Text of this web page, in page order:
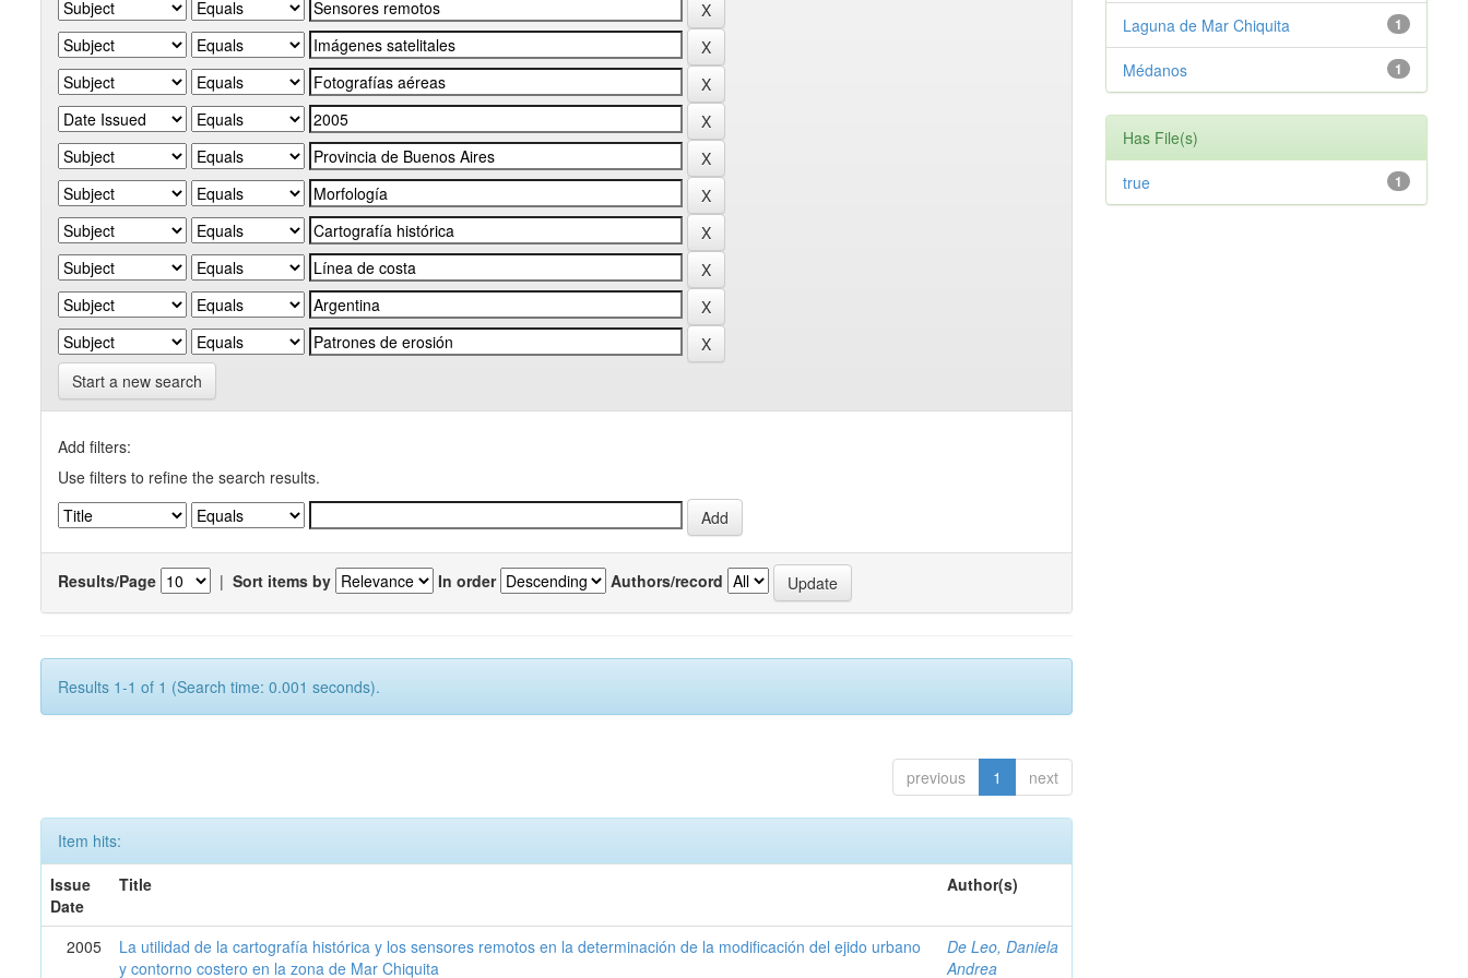
Start a new search
Add filters:
Use filters to refine the search results.
Results/Page | Sort items by In order Authors/record
Results 1-1 of 1 (Search time: 0.001 seconds).
previous 1 next
Item hits:
Issue
Date
Title Author(s)
2005
La utilidad de la cartografía histórica y los sensores remotos en la determinación de la modificación del ejido urbano
y contorno costero en la zona de Mar Chiquita
De Leo, Daniela
Andrea
1
Laguna de Mar Chiquita
1
Médanos
Has File(s)
1
true